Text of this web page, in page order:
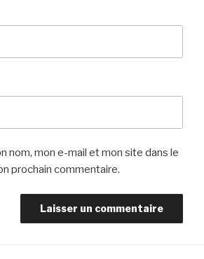
nom, mon e-mail et mon site dans le
prochain commentaire.